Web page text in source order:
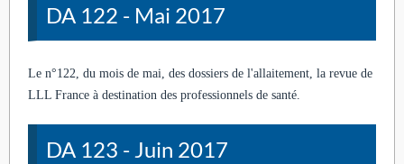
DA 122 - Mai 2017
Le n°122, du mois de mai, des dossiers de l'allaitement, la revue de
LLL France à destination des professionnels de santé.
DA 123 - Juin 2017